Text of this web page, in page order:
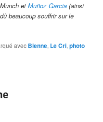
etMuñoz Garcia (ainsi
beaucoup souffrir sur le
avec Bienne, Le Cri,photo